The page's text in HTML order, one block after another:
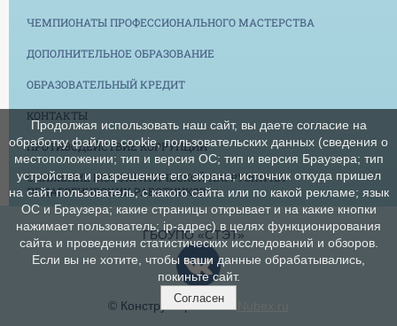
ЧЕМПИОНАТЫ ПРОФЕССИОНАЛЬНОГО МАСТЕРСТВА
ДОПОЛНИТЕЛЬНОЕ ОБРАЗОВАНИЕ
ОБРАЗОВАТЕЛЬНЫЙ КРЕДИТ
КОНТАКТЫ
ПРОТИВОДЕЙСТВИЕ КОРРУПЦИИ
СНИЖЕНИЕ БЮРОКРАТИЧЕСКОЙ НАГРУЗКИ НА
ПЕДАГОГИЧЕСКИХ РАБОТНИКОВ
ГБОУПО «СТЭТ»
© Конструктор сайтов Nubex.ru
Продолжая использовать наш сайт, вы даете согласие на
обработку файлов cookie, пользовательских данных (сведения о
местоположении; тип и версия ОС; тип и версия Браузера; тип
устройства и разрешение его экрана; источник откуда пришел
на сайт пользователь; с какого сайта или по какой рекламе; язык
ОС и Браузера; какие страницы открывает и на какие кнопки
нажимает пользователь; ip-адрес) в целях функционирования
сайта и проведения статистических исследований и обзоров.
Если вы не хотите, чтобы ваши данные обрабатывались,
покиньте сайт.
Согласен